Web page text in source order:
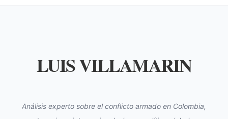
LUIS VILLAMARIN
Análisis experto sobre el conflicto armado en Colombia,